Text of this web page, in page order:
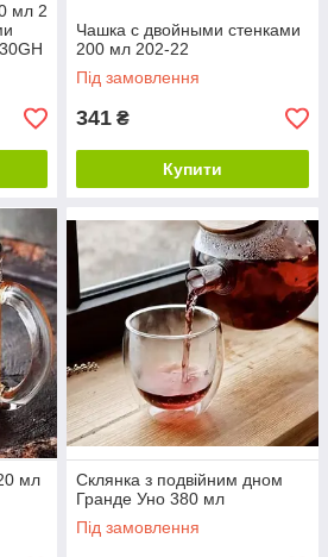
мл 2
Чашка c двойными стенками
200 мл 202-22
Під замовлення
341 ₴
Купити
мл
Склянка з подвійним дном
Гранде Уно 380 мл
Під замовлення